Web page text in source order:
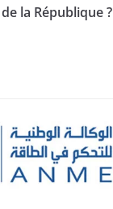
la République ?